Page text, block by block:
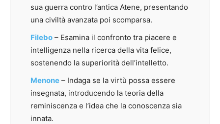
sua guerra contro l’antica Atene, presentando
una civiltà avanzata poi scomparsa.
Filebo – Esamina il confronto tra piacere e
intelligenza nella ricerca della vita felice,
sostenendo la superiorità dell’intelletto.
Menone – Indaga se la virtù possa essere
insegnata, introducendo la teoria della
reminiscenza e l’idea che la conoscenza sia
innata.